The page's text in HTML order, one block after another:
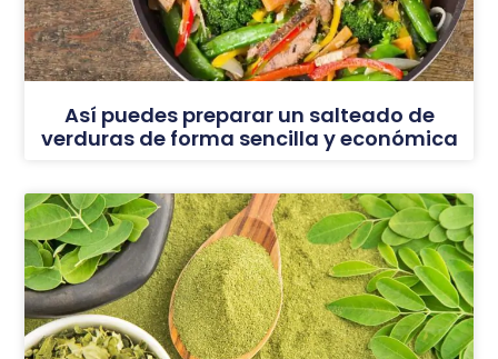
Así puedes preparar un salteado de
verduras de forma sencilla y económica